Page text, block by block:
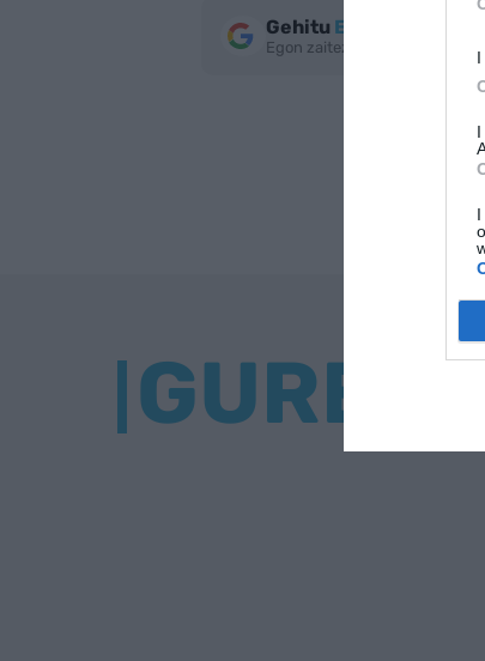
Gehitu EnpresaBIDEA
Egon zaitez azken berriekin
GURE